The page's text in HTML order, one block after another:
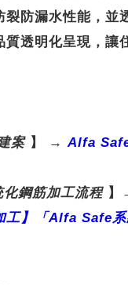
裂防漏水性能，並
質透明化呈現，讓
案 】 →Alfa
化鋼筋加工流程 】
工】「Alfa Safe系